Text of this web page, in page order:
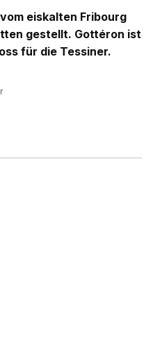
eiskalten Fribourg
gestellt. Gottéron ist
für die Tessiner.